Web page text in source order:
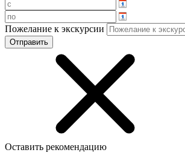
Пожелание к экскурсии
Оставить рекомендацию